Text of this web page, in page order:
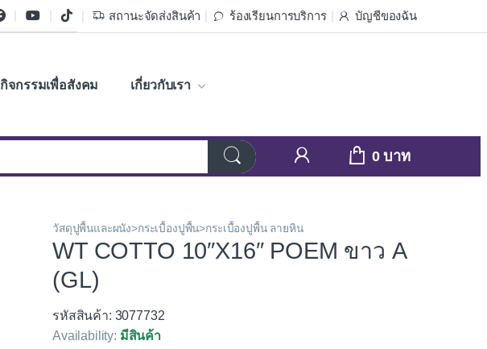
สถานะจัดส่งสินค้า ร้องเรียนการบริการ บัญชีของฉัน
กิจกรรมเพื่อสังคม เกี่ยวกับเรา
0
วัสดุปูพื้นและผนัง>กระเบื้องปูพื้น>กระเบื้องปูพื้น ลายหิน
WT COTTO 10″X16″ POEM ขาว A
(GL)
รหัสสินค้า: 3077732
Availability: มีสินค้า